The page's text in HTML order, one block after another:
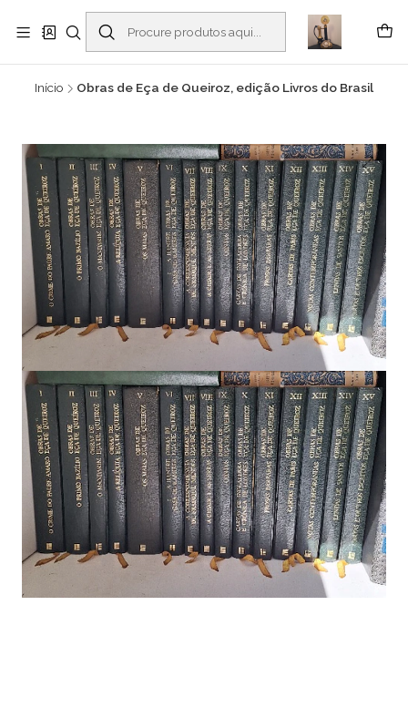
Buscantiguidades - Leilões. Colecionismo e antiguidades em Viana do
Castelo -
Ler mais
Início Obras de Eça de Queiroz, edição Livros do Brasil